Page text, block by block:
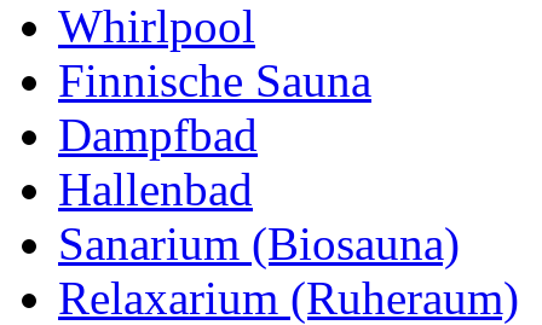
Whirlpool
Finnische Sauna
Dampfbad
Hallenbad
Sanarium (Biosauna)
Relaxarium (Ruheraum)